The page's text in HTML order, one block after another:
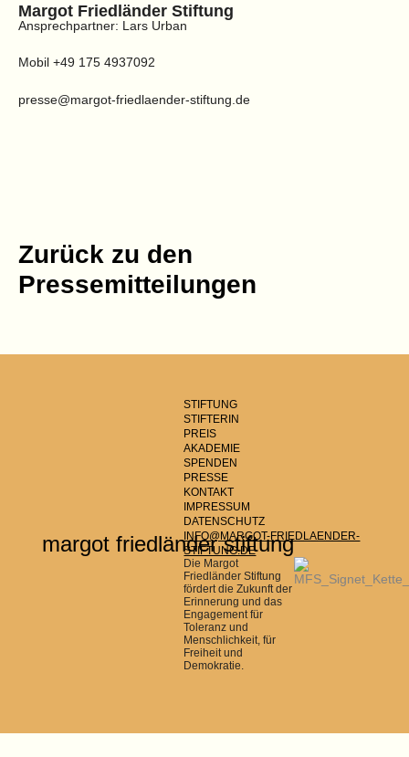
Margot Friedländer Stiftung
Ansprechpartner: Lars Urban
Mobil +49 175 4937092
presse@margot-friedlaender-stiftung.de
Zurück zu den
Pressemitteilungen
margot friedländer stiftung
STIFTUNG
STIFTERIN
PREIS
AKADEMIE
SPENDEN
PRESSE
KONTAKT
IMPRESSUM
DATENSCHUTZ
INFO@MARGOT-FRIEDLAENDER-
STIFTUNG.DE
Die Margot
Friedländer Stiftung
fördert die Zukunft der
Erinnerung und das
Engagement für
Toleranz und
Menschlichkeit, für
Freiheit und
Demokratie.